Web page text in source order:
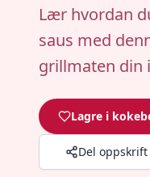
Lær hvordan
saus med
grillmaten din
Lagre i
Del oppskrift